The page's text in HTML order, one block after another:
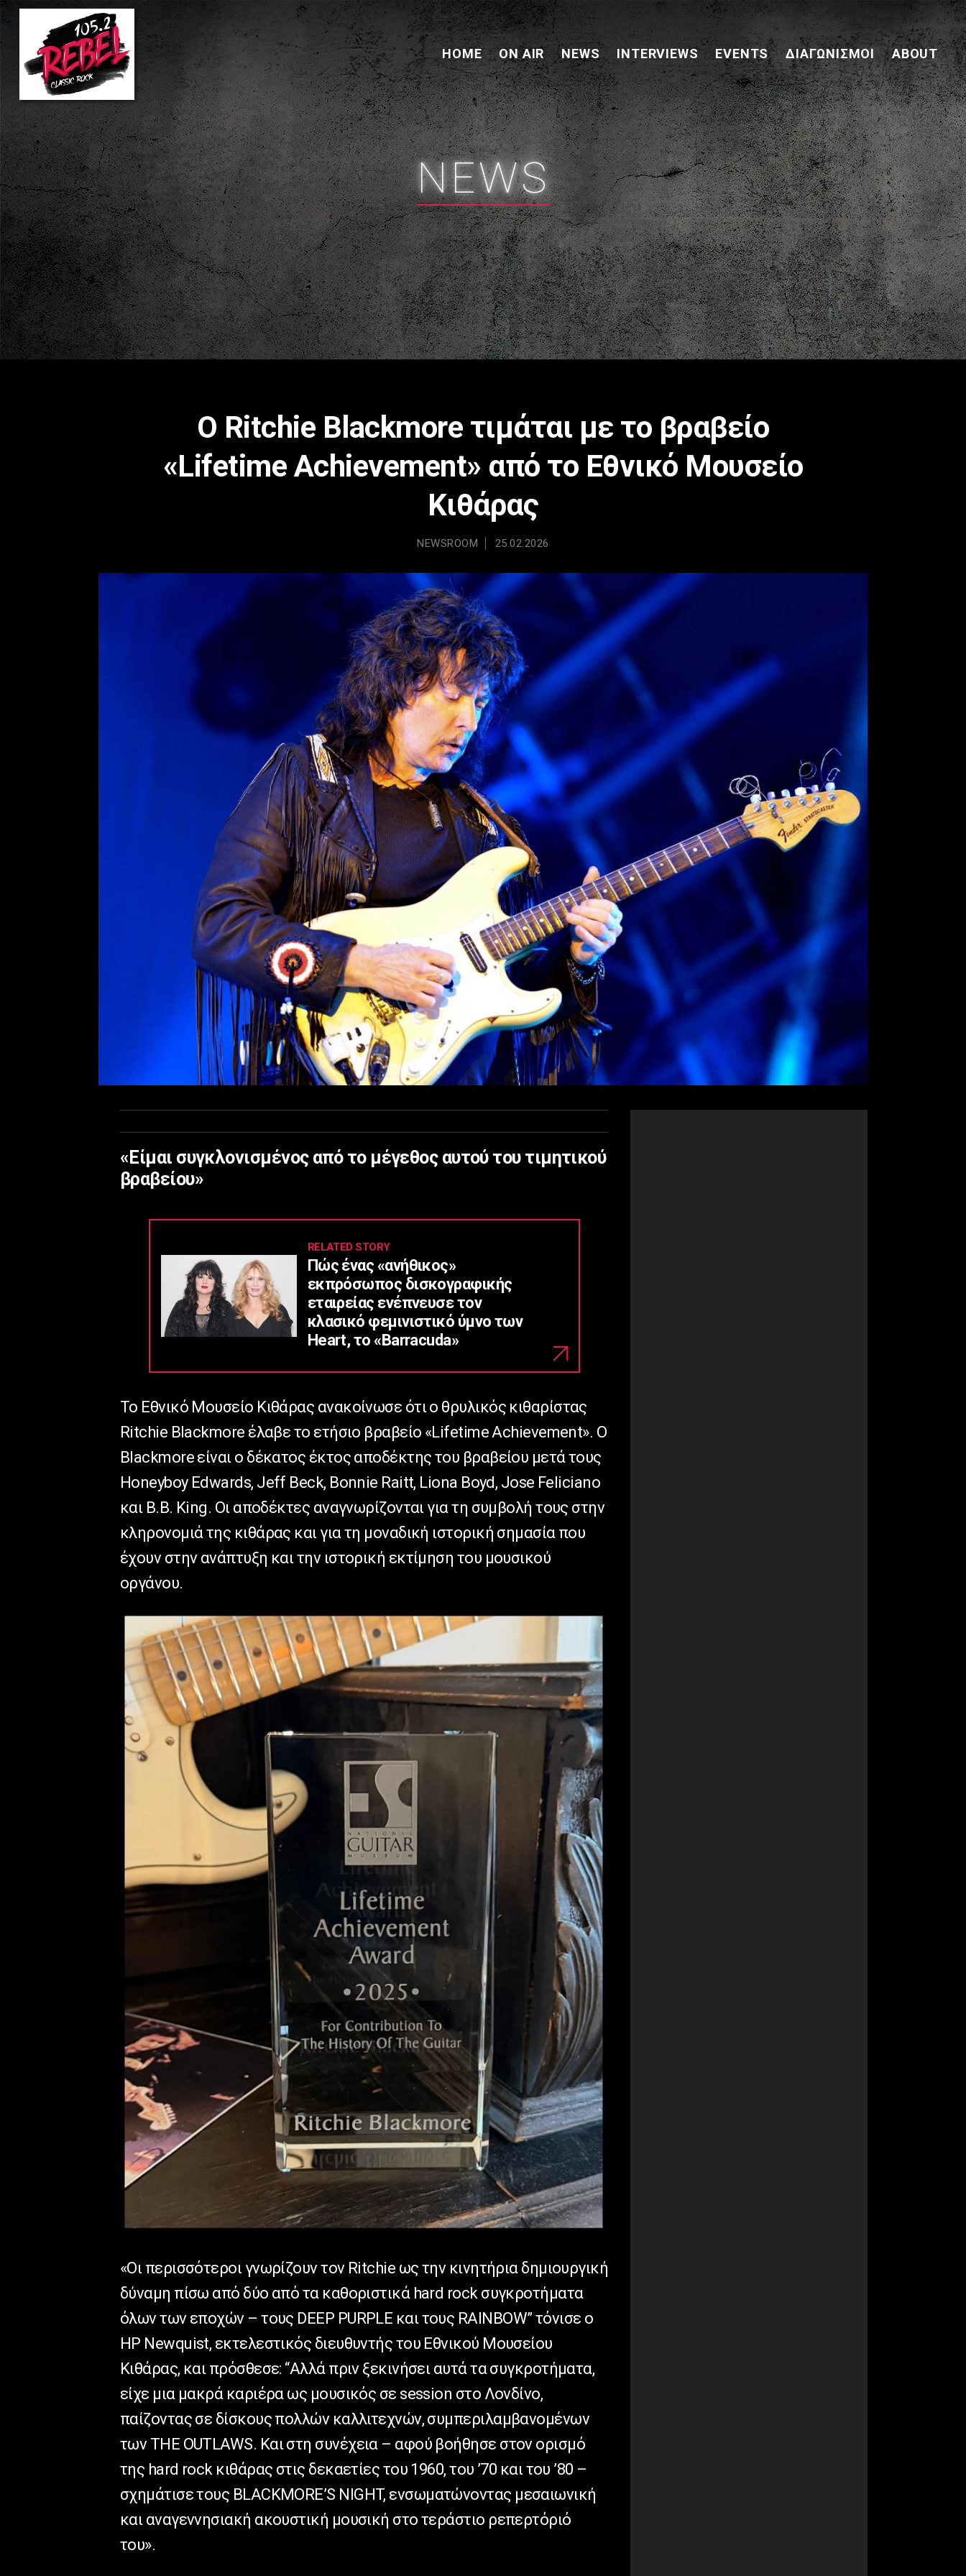
HOME ON AIR NEWS INTERVIEWS EVENTS ΔΙΑΓΩΝΙΣΜΟΊ ABOUT
NEWS
Ο Ritchie Blackmore τιμάται με το βραβείο
«Lifetime Achievement» από το Εθνικό Μουσείο
Κιθάρας
NEWSROOM 25.02.2026
«Είμαι συγκλονισμένος από το μέγεθος αυτού του τιμητικού
βραβείου»
RELATED STORY
Πώς ένας «ανήθικος»
εκπρόσωπος δισκογραφικής
εταιρείας ενέπνευσε τον
κλασικό φεμινιστικό ύμνο των
Heart, το «Barracuda»
Το Εθνικό Μουσείο Κιθάρας ανακοίνωσε ότι ο θρυλικός κιθαρίστας
Ritchie Blackmore έλαβε το ετήσιο βραβείο «Lifetime Achievement». Ο
Blackmore είναι ο δέκατος έκτος αποδέκτης του βραβείου μετά τους
Honeyboy Edwards, Jeff Beck, Bonnie Raitt, Liona Boyd, Jose Feliciano
και B.B. King. Οι αποδέκτες αναγνωρίζονται για τη συμβολή τους στην
κληρονομιά της κιθάρας και για τη μοναδική ιστορική σημασία που
έχουν στην ανάπτυξη και την ιστορική εκτίμηση του μουσικού
οργάνου.
«Οι περισσότεροι γνωρίζουν τον Ritchie ως την κινητήρια δημιουργική
δύναμη πίσω από δύο από τα καθοριστικά hard rock συγκροτήματα
όλων των εποχών – τους DEEP PURPLE και τους RAINBOW” τόνισε ο
HP Newquist, εκτελεστικός διευθυντής του Εθνικού Μουσείου
Κιθάρας, και πρόσθεσε: “Αλλά πριν ξεκινήσει αυτά τα συγκροτήματα,
είχε μια μακρά καριέρα ως μουσικός σε session στο Λονδίνο,
παίζοντας σε δίσκους πολλών καλλιτεχνών, συμπεριλαμβανομένων
των THE OUTLAWS. Και στη συνέχεια – αφού βοήθησε στον ορισμό
της hard rock κιθάρας στις δεκαετίες του 1960, του ’70 και του ’80 –
σχημάτισε τους BLACKMORE’S NIGHT, ενσωματώνοντας μεσαιωνική
και αναγεννησιακή ακουστική μουσική στο τεράστιο ρεπερτόριό
του».